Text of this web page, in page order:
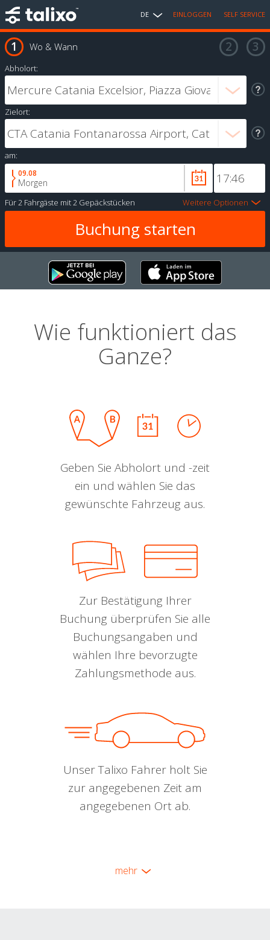
DE EINLOGGEN SELF SERVICE
Wo & Wann
Abholort:
Zielort:
am:
09.08
Morgen
Für2 Fahrgäste mit2 Gepäckstücken Weitere Optionen
Wie funktioniert das
Ganze?
Geben Sie Abholort und -zeit
ein und wählen Sie das
gewünschte Fahrzeug aus.
Zur Bestätigung Ihrer
Buchung überprüfen Sie alle
Buchungsangaben und
wählen Ihre bevorzugte
Zahlungsmethode aus.
Unser Talixo Fahrer holt Sie
zur angegebenen Zeit am
angegebenen Ort ab.
mehr